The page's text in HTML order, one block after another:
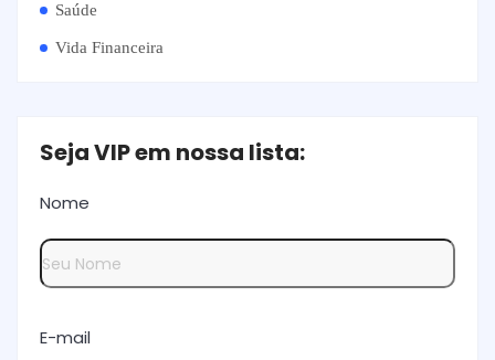
Saúde
Vida Financeira
Seja VIP em nossa lista:
Nome
E-mail